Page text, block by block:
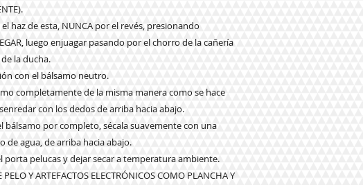
haz de esta, NUNCA por el revés, presionando
luego enjuagar pasando por el chorro de la cañería
la ducha.
con el bálsamo neutro.
completamente de la misma manera como se hace
con los dedos de arriba hacia abajo.
bálsamo por completo, sécala suavemente con una
de agua, de arriba hacia abajo.
porta pelucas y dejar secar a temperatura ambiente.
PELO Y ARTEFACTOS ELECTRÓNICOS COMO PLANCHA Y